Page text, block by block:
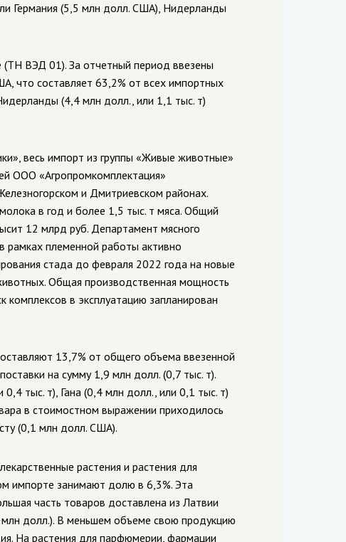
Германия (5,5 млн долл. США), Нидерланды
(ТН ВЭД 01). За отчетный период ввезены
что составляет 63,2% от всех импортных
(4,4 млн долл., или 1,1 тыс. т)
весь импорт из группы «Живые животные»
ООО «Агропромкомплектация»
и Дмитриевском районах.
в год и более 1,5 тыс. т мяса. Общий
12 млрд руб. Департамент мясного
рамках племенной работы активно
стада до февраля 2022 года на новые
Общая производственная мощность
в эксплуатацию запланирован
13,7% от общего объема ввезенной
на сумму 1,9 млн долл. (0,7 тыс. т).
тыс. т), Гана (0,4 млн долл., или 0,1 тыс. т)
в стоимостном выражении приходилось
(0,1 млн долл. США).
растения и растения для
импорте занимают долю в 6,3%. Эта
часть товаров доставлена из Латвии
долл.). В меньшем объеме свою продукцию
На растения для парфюмерии, фармации